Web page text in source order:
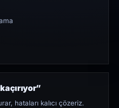
hataları kalıcı çözeriz.